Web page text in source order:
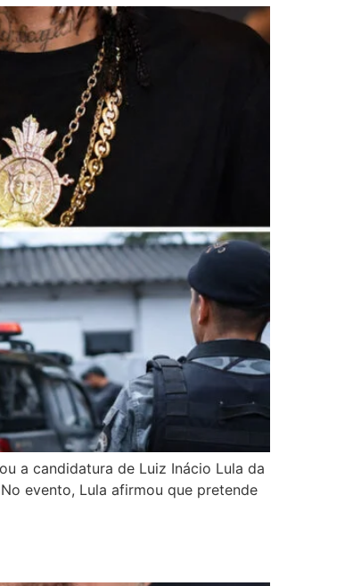
a candidatura de Luiz Inácio Lula da
evento, Lula afirmou que pretende